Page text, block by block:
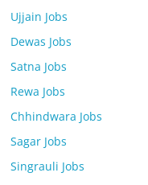
Ujjain Jobs
Dewas Jobs
Satna Jobs
Rewa Jobs
Chhindwara Jobs
Sagar Jobs
Singrauli Jobs